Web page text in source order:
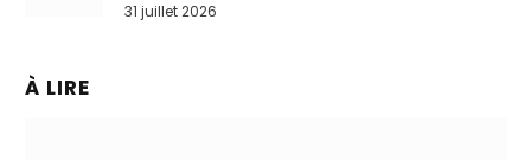
31 juillet 2026
À LIRE